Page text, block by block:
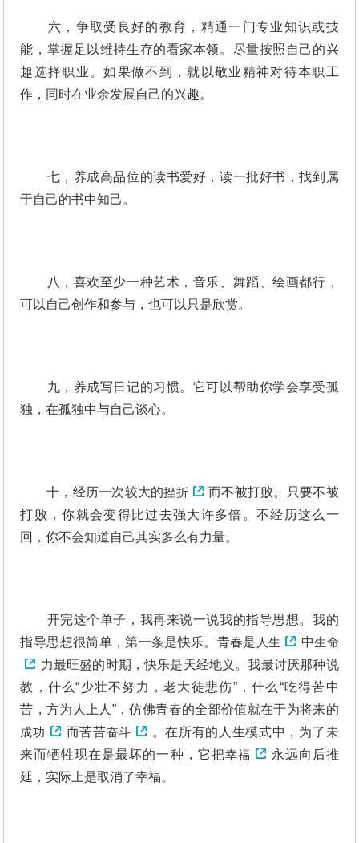
六，争取受良好的教育，精通一门专业知识或技
能，掌握足以维持生存的看家本领。尽量按照自己的兴
趣选择职业。如果做不到，就以敬业精神对待本职工
作，同时在业余发展自己的兴趣。
七，养成高品位的读书爱好，读一批好书，找到属
于自己的书中知己。
八，喜欢至少一种艺术，音乐、舞蹈、绘画都行，
可以自己创作和参与，也可以只是欣赏。
九，养成写日记的习惯。它可以帮助你学会享受孤
独，在孤独中与自己谈心。
十，经历一次较大的挫折
而不被打败。只要不被
打败，你就会变得比过去强大许多倍。不经历这么一
回，你不会知道自己其实多么有力量。
开完这个单子，我再来说一说我的指导思想。我的
指导思想很简单，第一条是快乐。青春是 人生 中生命
力最旺盛的时期，快乐是天经地义。我最讨厌那种说
教，什么“少壮不努力，老大徒悲伤”，什么“吃得苦中
苦，方为人上人”，仿佛青春的全部价值就在于为将来的
成功
而苦苦奋斗
。在所有的人生模式中，为了未
来而牺牲现在是最坏的一种，它把幸福
永远向后推
延，实际上是取消了幸福。